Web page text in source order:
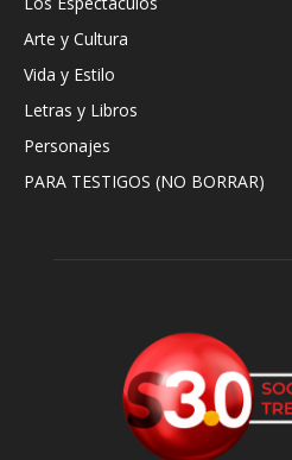
Arte y Cultura
Vida y Estilo
Letras y Libros
Personajes
PARA TESTIGOS (NO BORRAR)